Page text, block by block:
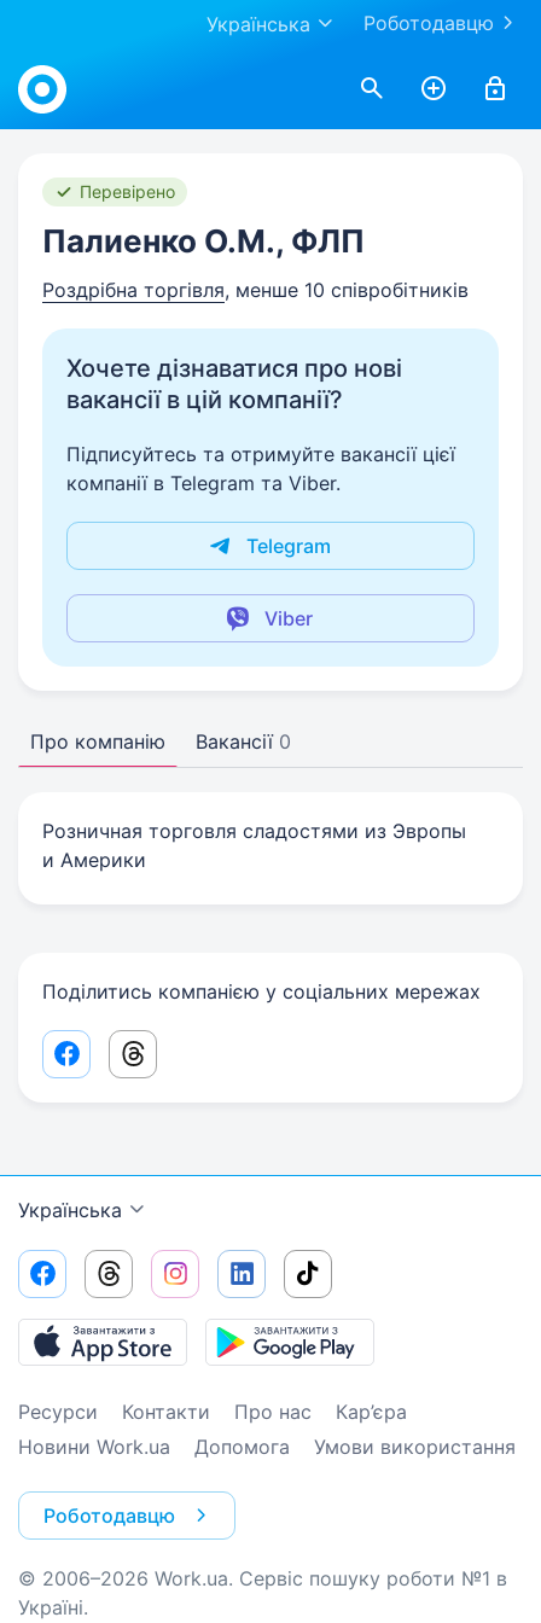
Роботодавцю
Українська
Work.ua
Перевірено
Палиенко О.М., ФЛП
Роздрібна торгівля, менше 10 співробітників
Хочете дізнаватися про нові
вакансії в цій компанії?
Підписуйтесь та отримуйте вакансії цієї
компанії в Telegram та Viber.
Telegram
Viber
Про компанію Вакансії 0
Розничная торговля сладостями из Эвропы
и Америки
Поділитись компанією у соціальних мережах
Facebook share link
Threads share link
Українська
Ресурси Контакти Про нас
Кар’єра
Новини Work.ua
Допомога Умови використання
Роботодавцю
© 2006–2026 Work.ua. Сервіс пошуку роботи №1 в
Україні.